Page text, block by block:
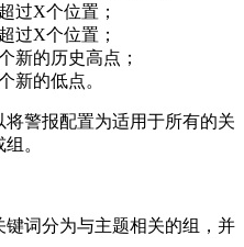
过X个位置；
过X个位置；
新的历史高点；
新的低点。
警报配置为适用于所有的关
。
词分为与主题相关的组，并